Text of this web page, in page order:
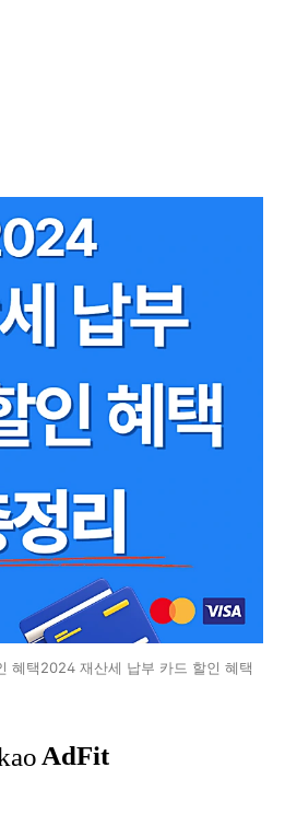
혜택2024 재산세 납부 카드 할인 혜택